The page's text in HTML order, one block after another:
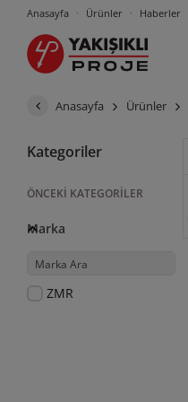
Anasayfa Ürünler Haberler
Anasayfa Ürünler
Kategoriler
ÖNCEKI KATEGORILER
Marka
ZMR